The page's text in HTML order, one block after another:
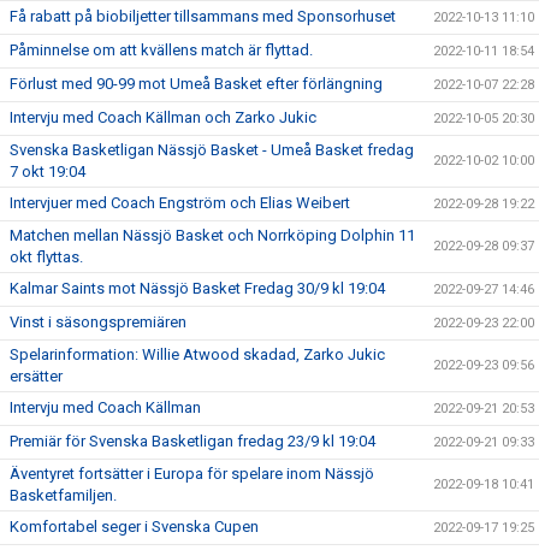
Få rabatt på biobiljetter tillsammans med Sponsorhuset 2022-10-13 11:10
Påminnelse om att kvällens match är flyttad. 2022-10-11 18:54
Förlust med 90-99 mot Umeå Basket efter förlängning 2022-10-07 22:28
Intervju med Coach Källman och Zarko Jukic 2022-10-05 20:30
Svenska Basketligan Nässjö Basket - Umeå Basket fredag
7 okt 19:04
2022-10-02 10:00
Intervjuer med Coach Engström och Elias Weibert 2022-09-28 19:22
Matchen mellan Nässjö Basket och Norrköping Dolphin 11
okt flyttas.
2022-09-28 09:37
Kalmar Saints mot Nässjö Basket Fredag 30/9 kl 19:04 2022-09-27 14:46
Vinst i säsongspremiären 2022-09-23 22:00
Spelarinformation: Willie Atwood skadad, Zarko Jukic
ersätter
2022-09-23 09:56
Intervju med Coach Källman 2022-09-21 20:53
Premiär för Svenska Basketligan fredag 23/9 kl 19:04 2022-09-21 09:33
Äventyret fortsätter i Europa för spelare inom Nässjö
Basketfamiljen.
2022-09-18 10:41
Komfortabel seger i Svenska Cupen 2022-09-17 19:25